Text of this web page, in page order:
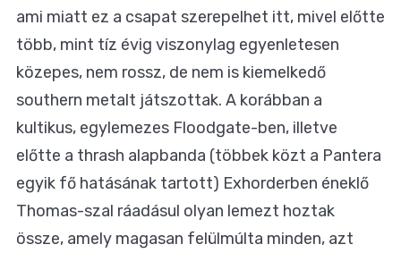
ami miatt ez a csapat szerepelhet itt, mivel előtte
több, mint tíz évig viszonylag egyenletesen
közepes, nem rossz, de nem is kiemelkedő
southern metalt játszottak. A korábban a
kultikus, egylemezes Floodgate-ben, illetve
előtte a thrash alapbanda (többek közt a Pantera
egyik fő hatásának tartott) Exhorderben éneklő
Thomas-szal ráadásul olyan lemezt hoztak
össze, amely magasan felülmúlta minden, azt